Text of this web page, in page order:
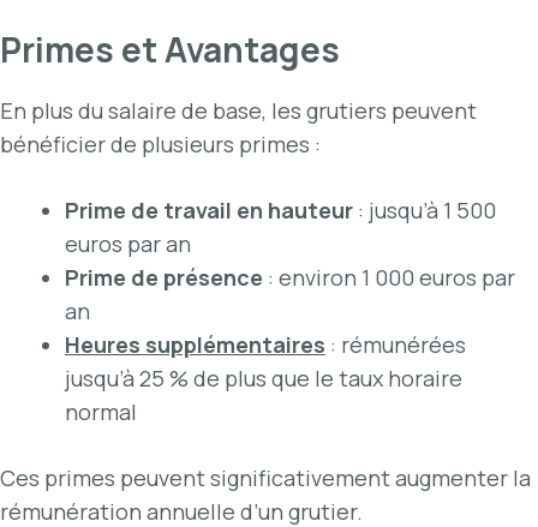
Primes et Avantages
En plus du salaire de base, les grutiers peuvent
bénéficier de plusieurs primes :
Prime de travail en hauteur : jusqu’à 1 500
euros par an
Prime de présence : environ 1 000 euros par
an
Heures supplémentaires : rémunérées
jusqu’à 25 % de plus que le taux horaire
normal
Ces primes peuvent significativement augmenter la
rémunération annuelle d’un grutier.